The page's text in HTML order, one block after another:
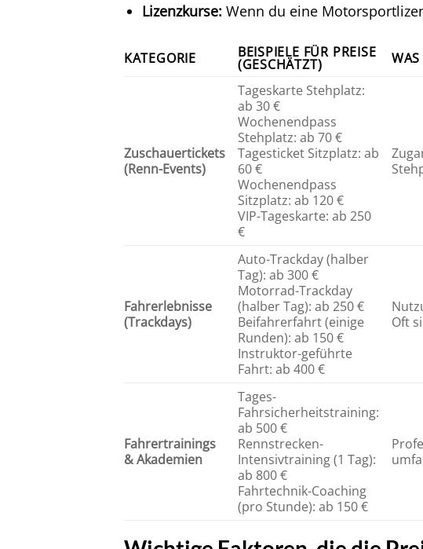
Lizenzkurse: Wenn du eine
KATEGORIE BEISPIELE FÜR PREISE
(GESCHÄTZT)
Zuschauertickets
(Renn-Events)
Tageskarte Stehplatz:
ab 30 €
Wochenendpass
Stehplatz: ab 70 €
Tagesticket Sitzplatz: ab
60 €
Wochenendpass
Sitzplatz: ab 120 €
VIP-Tageskarte: ab 250
€
Fahrerlebnisse
(Trackdays)
Auto-Trackday (halber
Tag): ab 300 €
Motorrad-Trackday
(halber Tag): ab 250 €
Beifahrerfahrt (einige
Runden): ab 150 €
Instruktor-geführte
Fahrt: ab 400 €
Oft
Fahrertrainings
& Akademien
Tages-
Fahrsicherheitstraining:
ab 500 €
Rennstrecken-
Intensivtraining (1 Tag):
ab 800 €
Fahrtechnik-Coaching
(pro Stunde): ab 150 €